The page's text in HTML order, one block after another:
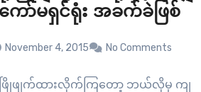
ော်မရှင်ရုံး အခက်ခဲဖြစ်
November 4, 2015 No Comments
ြိုဖျက်ထားလိုက်ကြတော့ ဘယ်လိုမှ ကျ